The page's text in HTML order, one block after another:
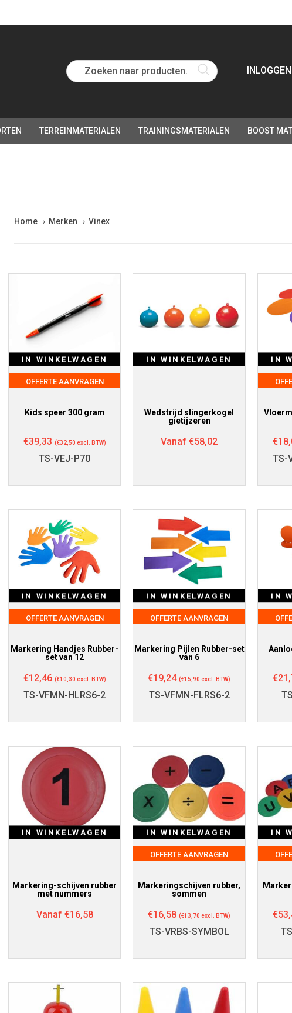
Zoeken naar producten...
TERREINMATERIALEN TRAININGSMATERIALEN BOOST
Home Merken Vinex
IN WINKELWAGEN
OFFERTE AANVRAGEN
Kids speer 300 gram
€39,33 (€32,50 excl. BTW)
TS-VEJ-P70
IN WINKELWAGEN
Wedstrijd slingerkogel
gietijzeren
Vanaf€58,02
IN
€
TS-
IN WINKELWAGEN
OFFERTE AANVRAGEN
Markering Handjes Rubber-
set van 12
€12,46 (€10,30 excl. BTW)
TS-VFMN-HLRS6-2
IN WINKELWAGEN
OFFERTE AANVRAGEN
Markering Pijlen Rubber-set
van 6
€19,24 (€15,90 excl. BTW)
TS-VFMN-FLRS6-2
IN
€
IN WINKELWAGEN
Markering-schijven rubber
met nummers
Vanaf €16,58
IN WINKELWAGEN
OFFERTE AANVRAGEN
Markeringschijven rubber,
sommen
€16,58 (€13,70 excl. BTW)
TS-VRBS-SYMBOL
IN
€